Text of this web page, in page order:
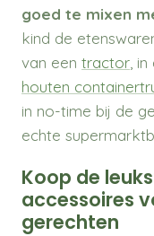
goed te mixen
kind de
van een tractor ,
houten
in no-time bij de
echte
Koop de
accessoires
gerechten